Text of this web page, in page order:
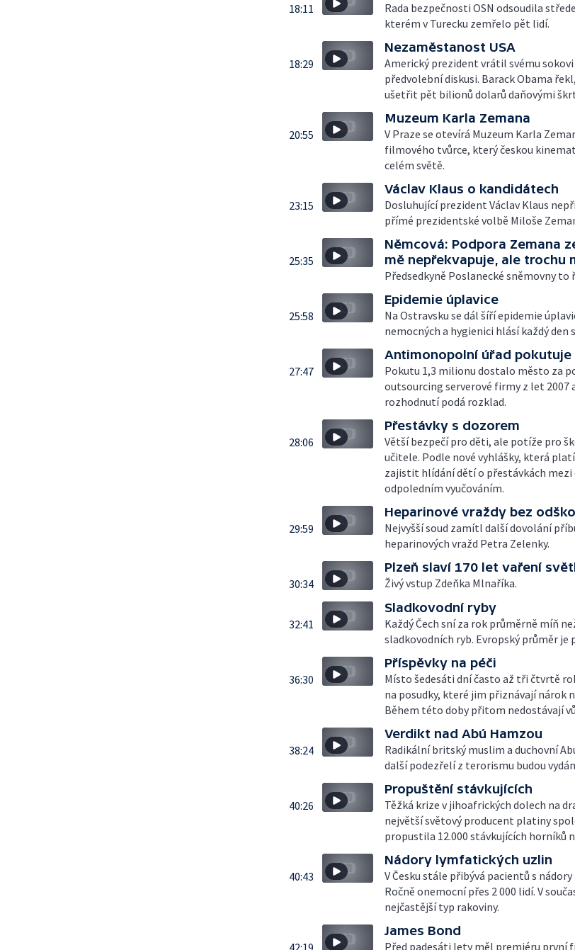
18:11
Rada bezpečnosti OSN odsoudila
kterém v Turecku zemřelo pět lidí.
18:29
Nezaměstanost USA
Americký prezident vrátil svému sokovi
předvolební diskusi. Barack Obama
ušetřit pět bilionů dolarů daňovými
20:55
Muzeum Karla Zemana
V Praze se otevírá Muzeum Karla
filmového tvůrce, který českou
celém světě.
23:15
Václav Klaus o kandidátech
Dosluhující prezident Václav Klaus
přímé prezidentské volbě Miloše
25:35
Němcová: Podpora Zemana
mě nepřekvapuje, ale trochu
Předsedkyně Poslanecké sněmovny to
25:58
Epidemie úplavice
Na Ostravsku se dál šíří epidemie
nemocných a hygienici hlásí každý den
27:47
Antimonopolní úřad pokutuje
Pokutu 1,3 milionu dostalo město za
outsourcing serverové firmy z let 2007
rozhodnutí podá rozklad.
28:06
Přestávky s dozorem
Větší bezpečí pro děti, ale potíže pro
učitele. Podle nové vyhlášky, která
zajistit hlídání dětí o přestávkách mezi
odpoledním vyučováním.
29:59
Heparinové vraždy bez
Nejvyšší soud zamítl další dovolání
heparinových vražd Petra Zelenky.
30:34
Plzeň slaví 170 let vaření
Živý vstup Zdeňka Mlnaříka.
32:41
Sladkovodní ryby
Každý Čech sní za rok průměrně míň
sladkovodních ryb. Evropský průměr
36:30
Příspěvky na péči
Místo šedesáti dní často až tři čtvrtě
na posudky, které jim přiznávají nárok
Během této doby přitom nedostávají
38:24
Verdikt nad Abú Hamzou
Radikální britský muslim a duchovní
další podezřelí z terorismu budou
40:26
Propuštění stávkujících
Těžká krize v jihoafrických dolech na
největší světový producent platiny
propustila 12.000 stávkujících horníků
40:43
Nádory lymfatických uzlin
V Česku stále přibývá pacientů s
Ročně onemocní přes 2 000 lidí. V
nejčastější typ rakoviny.
42:19
James Bond
Před padesáti lety měl premiéru první